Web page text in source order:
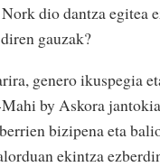
dio dantza egitea
gauzak?
genero ikuspegia
by Askora
bizipena eta
ekintza